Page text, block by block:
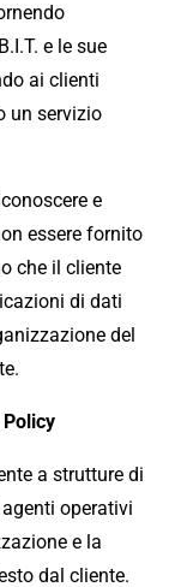
e le sue
ai clienti
un servizio
e
essere fornito
che il cliente
di dati
del
a strutture di
operativi
e la
dal cliente.